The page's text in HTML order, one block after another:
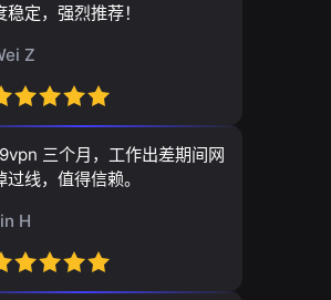
稳定，强烈推荐！
Z
三个月，工作出差期间网
线，值得信赖。
H